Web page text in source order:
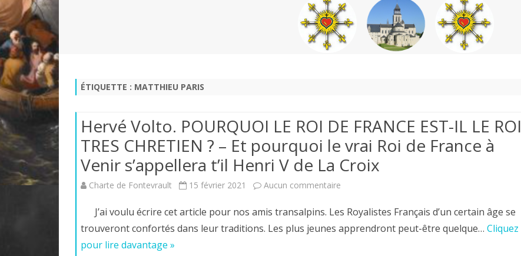
THÉME
AUTEUR
ÉTIQUETTE : MATTHIEU PARIS
Hervé Volto. POURQUOI LE ROI DE FRANCE EST-IL LE ROI
TRES CHRETIEN ? – Et pourquoi le vrai Roi de France à
Venir s’appellera t’il Henri V de La Croix
Charte de Fontevrault 15 février 2021 Aucun commentaire
Volto.
J’ai voulu écrire cet article pour nos amis transalpins. Les Royalistes Français d’un certain âge se
trouveront confortés dans leur traditions. Les plus jeunes apprendront peut-être quelque… Cliquez
pour lire davantage »